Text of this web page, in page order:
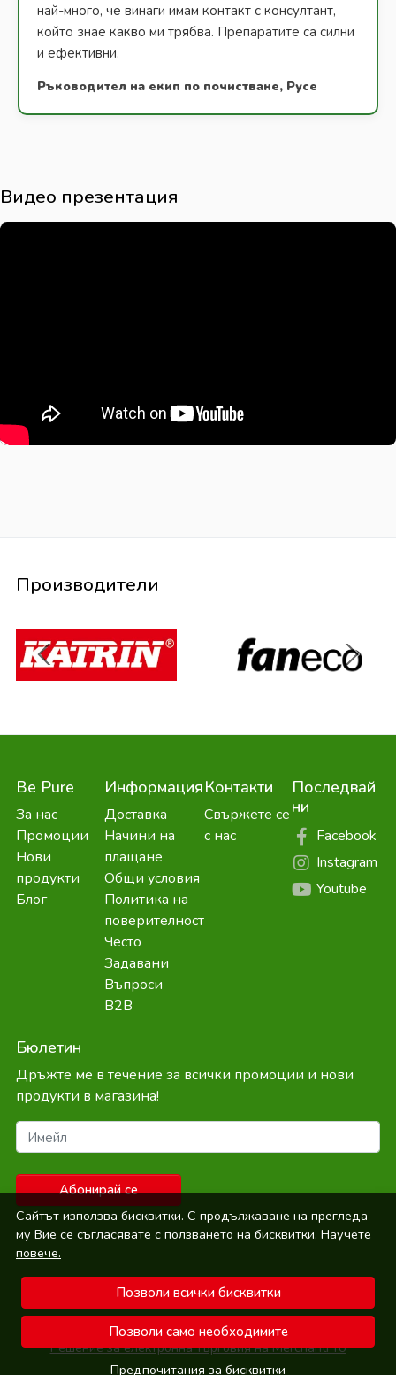
най-много, че винаги имам контакт с консултант,
който знае какво ми трябва. Препаратите са силни
и ефективни.
Ръководител на екип по почистване, Русе
Видео презентация
Сайтът използва бисквитки. С продължаване на прегледа
му Вие се съгласявате с ползването на бисквитки. Научете
повече.
Позволи всички бисквитки
Позволи само необходимите
Предпочитания за бисквитки
Производители
Be Pure
За нас
Промоции
Нови
продукти
Блог
Информация
Доставка
Начини на
плащане
Общи условия
Политика на
поверителност
Често
Задавани
Въпроси
B2B
Контакти
Свържете се
с нас
Последвай
ни
Facebook
Instagram
Youtube
Бюлетин
Дръжте ме в течение за всички промоции и нови
продукти в магазина!
Имейл
Абонирай се
© Bepure.bg 2026
Решение за електронна търговия на MerchantPro